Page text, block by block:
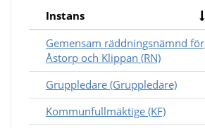
Instans
Gemensam räddningsnämnd för
Åstorp och Klippan (RN)
Gruppledare (Gruppledare)
Kommunfullmäktige (KF)